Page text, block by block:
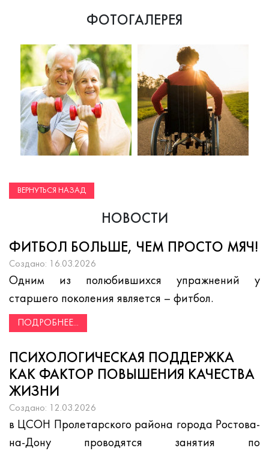
ФОТОГАЛЕРЕЯ
ВЕРНУТЬСЯ НАЗАД
НОВОСТИ
ФИТБОЛ БОЛЬШЕ, ЧЕМ ПРОСТО МЯЧ!
Создано: 16.03.2026
Одним из полюбившихся упражнений у
старшего поколения является – фитбол.
ПОДРОБНЕЕ...
ПСИХОЛОГИЧЕСКАЯ ПОДДЕРЖКА
КАК ФАКТОР ПОВЫШЕНИЯ КАЧЕСТВА
ЖИЗНИ
Создано: 12.03.2026
в ЦСОН Пролетарского района города Ростова-
на-Дону проводятся занятия по